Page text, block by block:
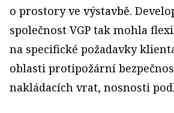
o prostory ve výstavbě.
společnost VGP tak mohla
na specifické požadavky
oblasti protipožární
nakládacích vrat, nosnosti